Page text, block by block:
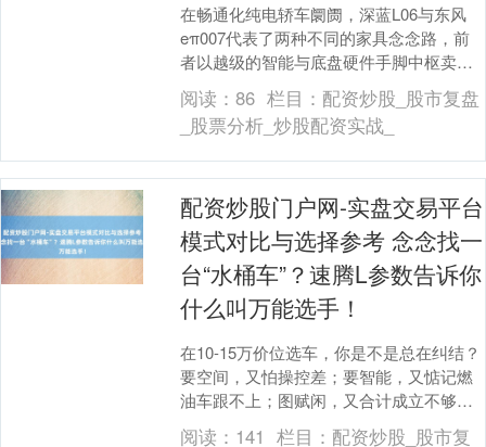
在畅通化纯电轿车阛阓，深蓝L06与东风
eπ007代表了两种不同的家具念念路，前
者以越级的智能与底盘硬件手脚中枢卖
点，后者则可能更侧重于能源性能与筹谋
话语的抒发。....
阅读：86 栏目： 配资炒股_股市复盘
_股票分析_炒股配资实战_
配资炒股门户网-实盘交易平台
模式对比与选择参考 念念找一
台“水桶车”？速腾L参数告诉你
什么叫万能选手！
在10-15万价位选车，你是不是总在纠结？
要空间，又怕操控差；要智能，又惦记燃
油车跟不上；图赋闲，又合计成立不够
看。别急，今天我们就扒一扒速腾L参数，
阅读： 141 栏目： 配资炒股_股市复